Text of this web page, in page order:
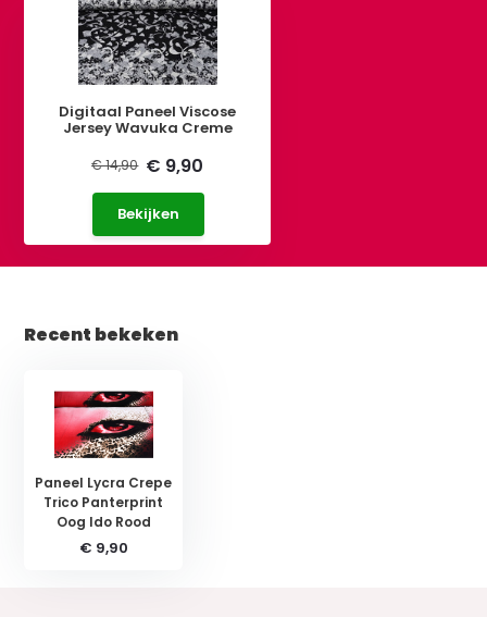
Digitaal Paneel Viscose
Jersey Wavuka Creme
€ 14,90 € 9,90
Bekijken
Recent bekeken
Paneel Lycra Crepe
Trico Panterprint
Oog Ido Rood
€ 9,90